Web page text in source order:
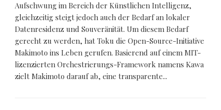
Aufschwung im Bereich der Künstlichen Intelligenz,
gleichzeitig steigt jedoch auch der Bedarf an lokaler
Datenresidenz und Souveränität. Um diesem Bedarf
gerecht zu werden, hat Toku die Open-Source-Initiative
Makimoto ins Leben gerufen. Basierend auf einem MIT-
lizenzierten Orchestrierungs-Framework namens Kawa
zielt Makimoto darauf ab, eine transparente...